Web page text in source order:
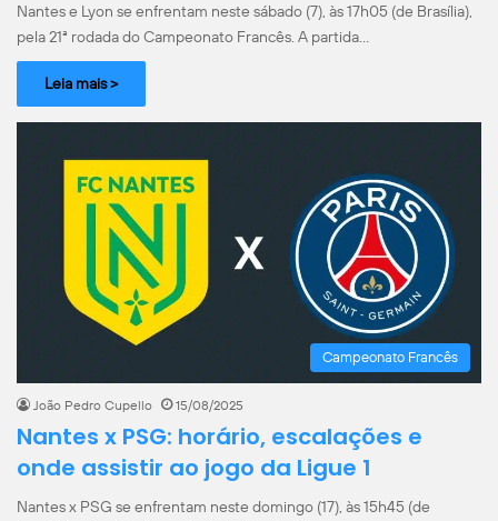
Nantes e Lyon se enfrentam neste sábado (7), às 17h05 (de Brasília),
pela 21ª rodada do Campeonato Francês. A partida…
Leia mais >
Campeonato Francês
João Pedro Cupello 15/08/2025
Nantes x PSG: horário, escalações e
onde assistir ao jogo da Ligue 1
Nantes x PSG se enfrentam neste domingo (17), às 15h45 (de